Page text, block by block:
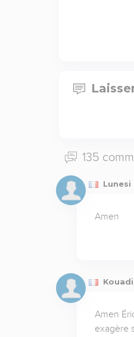
135
Lunesi
Amen
Amen
exagère